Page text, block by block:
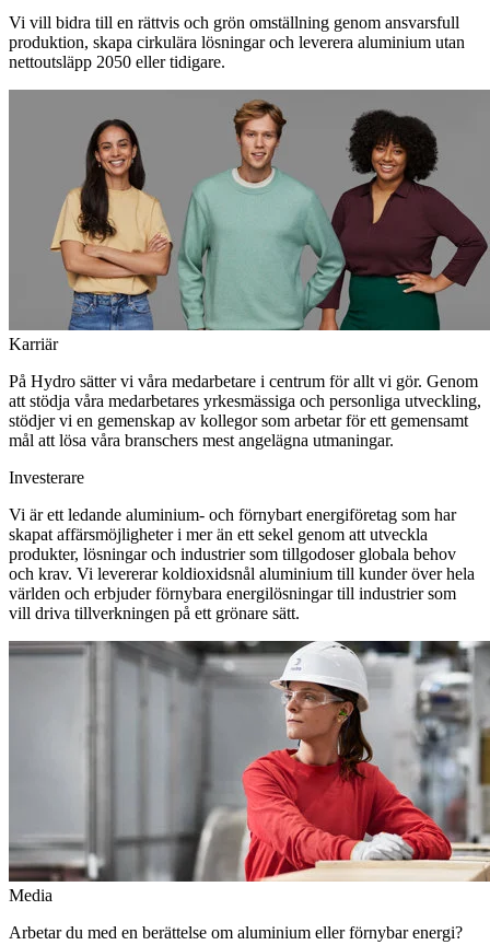
Vi vill bidra till en rättvis och grön omställning genom ansvarsfull
produktion, skapa cirkulära lösningar och leverera aluminium utan
nettoutsläpp 2050 eller tidigare.
Karriär
På Hydro sätter vi våra medarbetare i centrum för allt vi gör. Genom
att stödja våra medarbetares yrkesmässiga och personliga utveckling,
stödjer vi en gemenskap av kollegor som arbetar för ett gemensamt
mål att lösa våra branschers mest angelägna utmaningar.
Investerare
Vi är ett ledande aluminium- och förnybart energiföretag som har
skapat affärsmöjligheter i mer än ett sekel genom att utveckla
produkter, lösningar och industrier som tillgodoser globala behov
och krav. Vi levererar koldioxidsnål aluminium till kunder över hela
världen och erbjuder förnybara energilösningar till industrier som
vill driva tillverkningen på ett grönare sätt.
Media
Arbetar du med en berättelse om aluminium eller förnybar energi?